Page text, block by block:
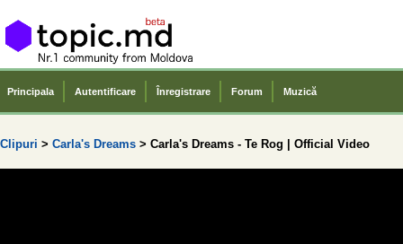
Principala Autentificare Înregistrare Forum Muzică
Clipuri > Carla's Dreams > Carla's Dreams - Te Rog | Official Video